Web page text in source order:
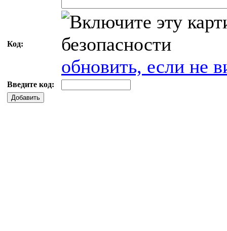
Код:
обновить, если не
Введите код:
Добавить